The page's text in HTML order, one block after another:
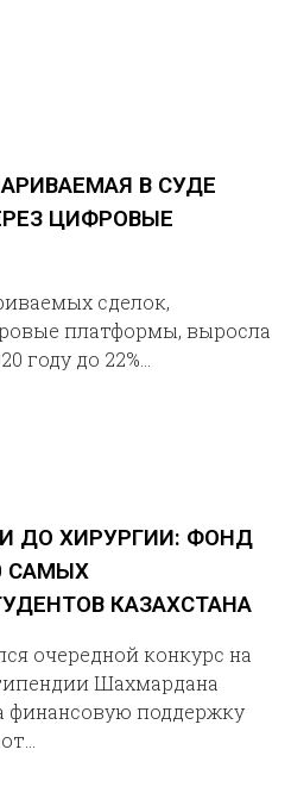
В СУДЕ
ЦИФРОВЫЕ
сделок,
платформы, выросла
году до 22%…
ДО ХИРУРГИИ: ФОНД
САМЫХ
КАЗАХСТАНА
очередной конкурс на
Шахмардана
финансовую поддержку